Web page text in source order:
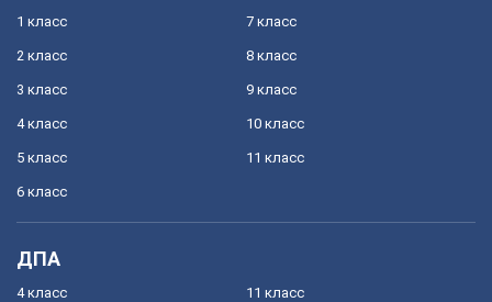
1 класс
2 класс
3 класс
4 класс
5 класс
6 класс
7 класс
8 класс
9 класс
10 класс
11 класс
ДПА
4 класс 11 класс